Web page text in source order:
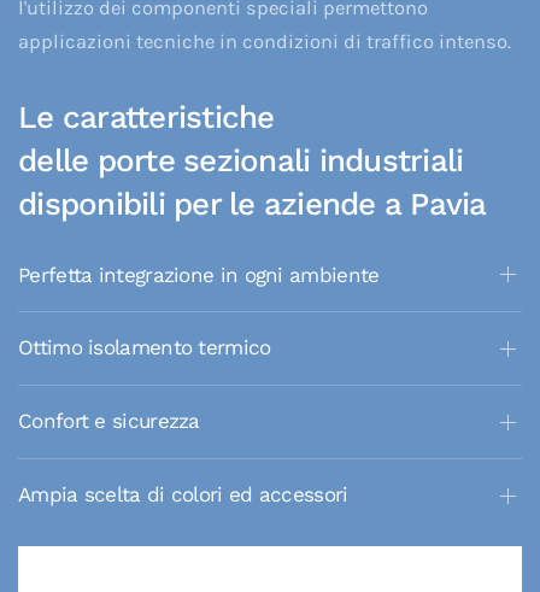
l'utilizzo dei componenti speciali permettono
applicazioni tecniche in condizioni di traffico intenso.
Le caratteristiche
delle porte sezionali industriali
disponibili per le aziende a Pavia
Perfetta integrazione in ogni ambiente
Ottimo isolamento termico
Confort e sicurezza
Ampia scelta di colori ed accessori